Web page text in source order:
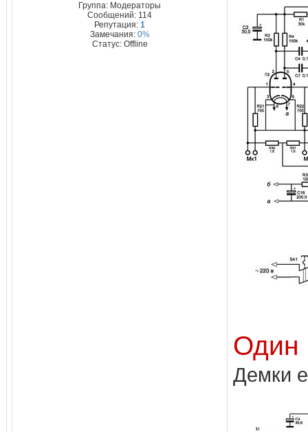
Группа: Модераторы
Сообщений: 114
Репутация: 1
Замечания: 0%
Статус: Offline
Один
Демки